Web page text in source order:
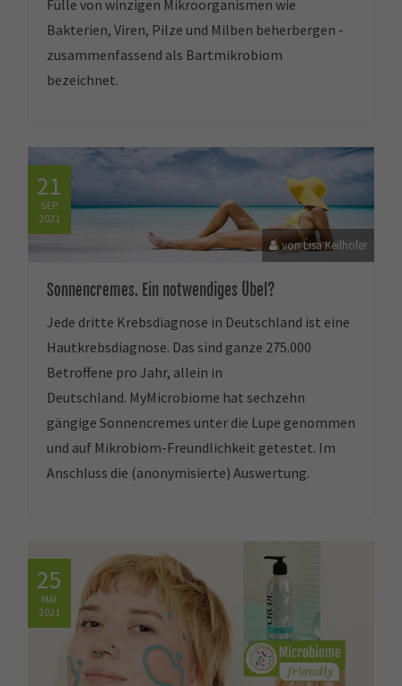
Fülle von winzigen Mikroorganismen wie
Bakterien, Viren, Pilze und Milben beherbergen -
zusammenfassend als Bartmikrobiom
bezeichnet.
21
SEP
2021
von Lisa Keilhofer
Sonnencremes. Ein notwendiges Übel?
Jede dritte Krebsdiagnose in Deutschland ist eine
Hautkrebsdiagnose. Das sind ganze 275.000
Betroffene pro Jahr, allein in
Deutschland. MyMicrobiome hat sechzehn
gängige Sonnencremes unter die Lupe genommen
und auf Mikrobiom-Freundlichkeit getestet. Im
Anschluss die (anonymisierte) Auswertung.
25
MAI
2021